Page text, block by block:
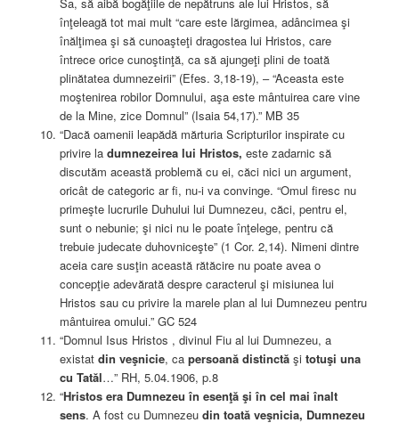
înţeleagă tot mai mult “care este lărgimea, adâncimea şi
înălţimea şi să cunoaşteţi dragostea lui Hristos, care
întrece orice cunoştinţă, ca să ajungeţi plini de toată
plinătatea dumnezeirii” (Efes. 3,18-19), – “Aceasta este
moştenirea robilor Domnului, aşa este mântuirea care vine
de la Mine, zice Domnul” (Isaia 54,17).” MB 35
“Dacă oamenii leapădă mărturia Scripturilor inspirate cu
privire la dumnezeirea lui Hristos, este zadarnic să
discutăm această problemă cu ei, căci nici un argument,
oricât de categoric ar fi, nu-i va convinge. “Omul firesc nu
primeşte lucrurile Duhului lui Dumnezeu, căci, pentru el,
sunt o nebunie; şi nici nu le poate înţelege, pentru că
trebuie judecate duhovniceşte” (1 Cor. 2,14). Nimeni dintre
aceia care susţin această rătăcire nu poate avea o
concepţie adevărată despre caracterul şi misiunea lui
Hristos sau cu privire la marele plan al lui Dumnezeu pentru
mântuirea omului.” GC 524
“Domnul Isus Hristos , divinul Fiu al lui Dumnezeu, a
existat din veşnicie, ca persoană distinctăşi totuşi una
cu Tatăl…” RH, 5.04.1906, p.8
“Hristos era Dumnezeu în esenţă şi în cel mai înalt
sens. A fost cu Dumnezeu din toată veşnicia, Dumnezeu